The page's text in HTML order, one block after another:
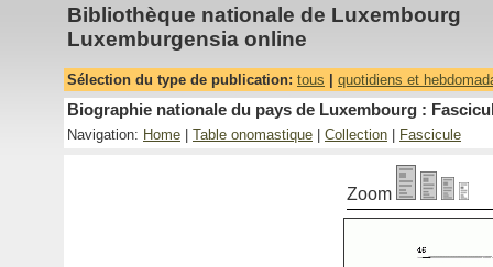
Bibliothèque nationale de Luxembourg
Luxemburgensia online
Sélection du type de publication: tous quotidiens et
Biographie nationale du pays de Luxembourg :
Navigation: Home Table onomastique Collection Fascicule
Zoom